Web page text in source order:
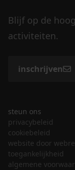
Blijf op de
activiteiten.
inschrijven
steun ons
privacybeleid
cookiebeleid
website door
toegankelijkheid
algemene